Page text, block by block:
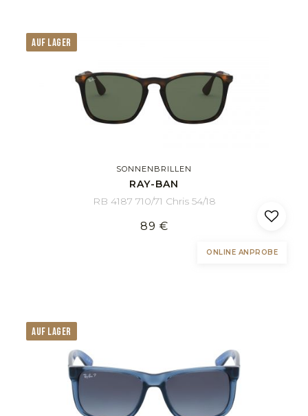
AUF LAGER
SONNENBRILLEN
RAY-BAN
RB 4187 710/71 Chris 54/18
89 €
ONLINE ANPROBE
AUF LAGER